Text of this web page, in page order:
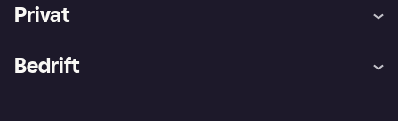
Privat
Bedrift